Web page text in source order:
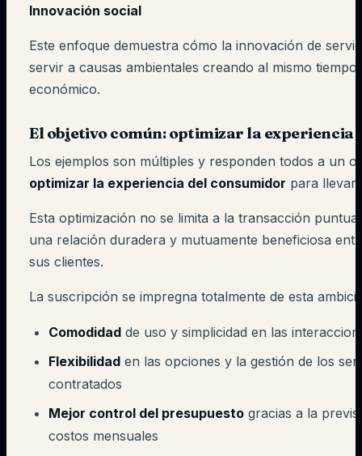
Innovación social
Este enfoque demuestra cómo la innovación de
servir a causas ambientales creando al mismo
económico.
El objetivo común: optimizar la experiencia
Los ejemplos son múltiples y responden todos a un
optimizar la experiencia del consumidor para
Esta optimización no se limita a la transacción
una relación duradera y mutuamente beneficiosa
sus clientes.
La suscripción se impregna totalmente de esta
Comodidad de uso y simplicidad en las
Flexibilidad en las opciones y la gestión de los
contratados
Mejor control del presupuesto gracias a la
costos mensuales